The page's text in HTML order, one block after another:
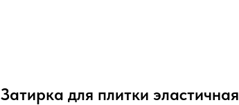
Затирка для плитки эластичная